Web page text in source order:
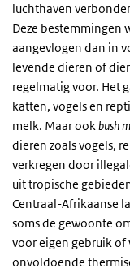
luchthaven
Deze bestemmingen
aangevlogen dan in
levende dieren of
regelmatig voor. Het
katten, vogels en
melk. Maar ookbush
dieren zoals vogels,
verkregen door
uit tropische
Centraal-Afrikaanse
soms de gewoonte
voor eigen gebruik of
onvoldoende